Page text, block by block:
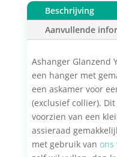
Beschrijving
Aanvullende
Ashanger Glanzend
een hanger met
een askamer voor
(exclusief collier).
voorzien van een
assieraad
met gebruik van ons